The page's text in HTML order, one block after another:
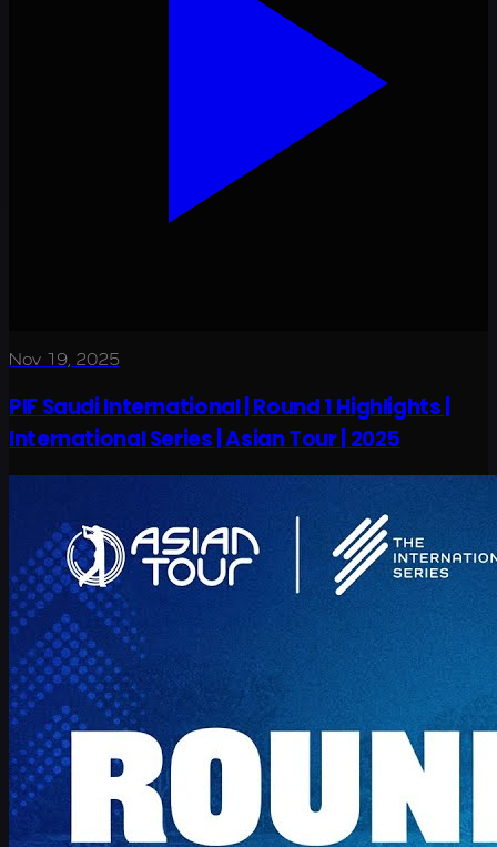
Nov 19, 2025
PIF Saudi International | Round 1 Highlights |
International Series | Asian Tour | 2025